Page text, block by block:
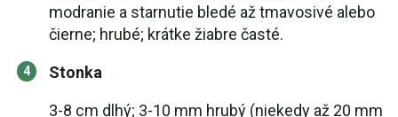
modranie a starnutie bledé až tmavosivé alebo
čierne; hrubé; krátke žiabre časté.
Stonka
3-8 cm dlhý; 3-10 mm hrubý (niekedy až 20 mm